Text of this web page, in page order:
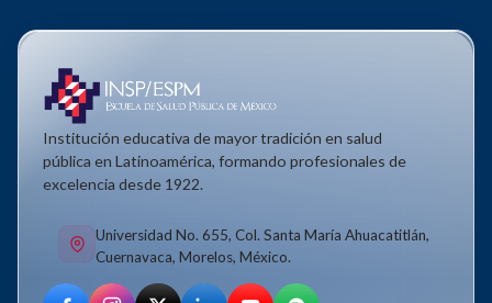
Institución educativa de mayor tradición en salud
pública en Latinoamérica, formando profesionales de
excelencia desde 1922.
Universidad No. 655, Col. Santa María Ahuacatitlán,
Cuernavaca, Morelos, México.